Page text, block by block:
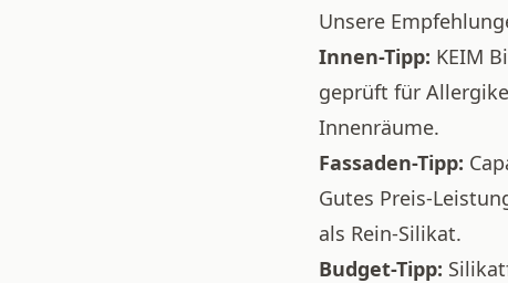
Unsere
Innen-Tipp: KEIM
geprüft für
Innenräume.
Fassaden-Tipp:
Gutes Preis-
als Rein-Silikat.
Budget-Tipp: